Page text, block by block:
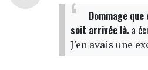
Dommage
soit arrivée là.a
J'en avais une